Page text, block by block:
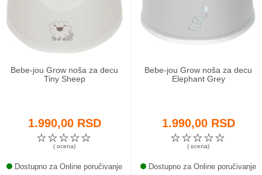
Bebe-jou Grow noša za decu
Tiny Sheep
1.990,00 RSD
☆
☆
☆
☆
☆
( ocena)
Dostupno za Online poručivanje
Bebe-jou Grow noša za decu
Elephant Grey
1.990,00 RSD
☆
☆
☆
☆
☆
( ocena)
Dostupno za Online poručivanje